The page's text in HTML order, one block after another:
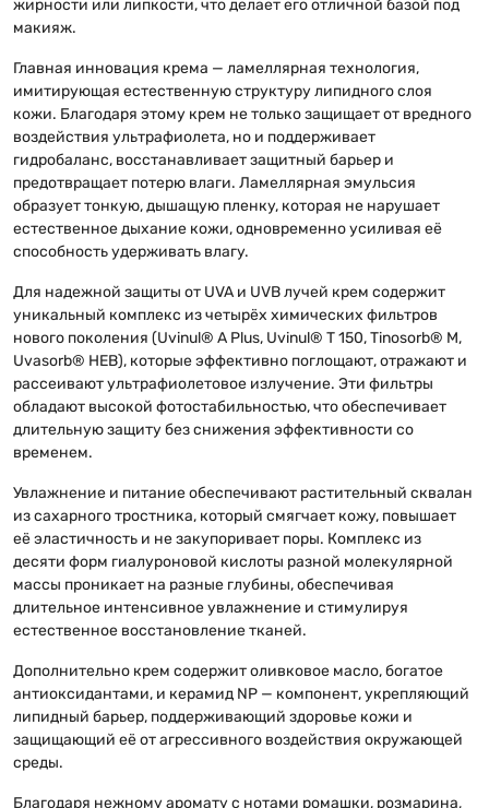
жирности или липкости, что делает его отличной базой под
макияж.
Главная инновация крема — ламеллярная технология,
имитирующая естественную структуру липидного слоя
кожи. Благодаря этому крем не только защищает от вредного
воздействия ультрафиолета, но и поддерживает
гидробаланс, восстанавливает защитный барьер и
предотвращает потерю влаги. Ламеллярная эмульсия
образует тонкую, дышащую пленку, которая не нарушает
естественное дыхание кожи, одновременно усиливая её
способность удерживать влагу.
Для надежной защиты от UVA и UVB лучей крем содержит
уникальный комплекс из четырёх химических фильтров
нового поколения (Uvinul® A Plus, Uvinul® T 150, Tinosorb® M,
Uvasorb® HEB), которые эффективно поглощают, отражают и
рассеивают ультрафиолетовое излучение. Эти фильтры
обладают высокой фотостабильностью, что обеспечивает
длительную защиту без снижения эффективности со
временем.
Увлажнение и питание обеспечивают растительный сквалан
из сахарного тростника, который смягчает кожу, повышает
её эластичность и не закупоривает поры. Комплекс из
десяти форм гиалуроновой кислоты разной молекулярной
массы проникает на разные глубины, обеспечивая
длительное интенсивное увлажнение и стимулируя
естественное восстановление тканей.
Дополнительно крем содержит оливковое масло, богатое
антиоксидантами, и керамид NP — компонент, укрепляющий
липидный барьер, поддерживающий здоровье кожи и
защищающий её от агрессивного воздействия окружающей
среды.
Благодаря нежному аромату с нотами ромашки, розмарина,